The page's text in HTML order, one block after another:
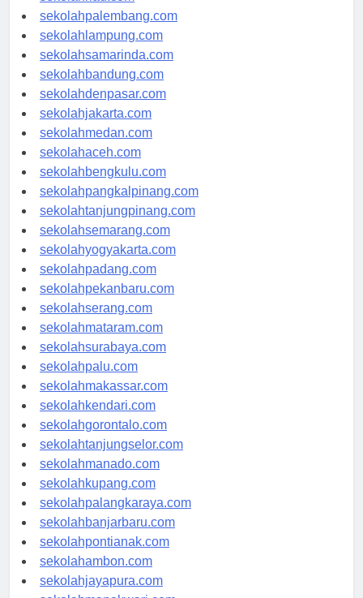
sekolahriau.com
sekolahpalembang.com
sekolahlampung.com
sekolahsamarinda.com
sekolahbandung.com
sekolahdenpasar.com
sekolahjakarta.com
sekolahmedan.com
sekolahaceh.com
sekolahbengkulu.com
sekolahpangkalpinang.com
sekolahtanjungpinang.com
sekolahsemarang.com
sekolahyogyakarta.com
sekolahpadang.com
sekolahpekanbaru.com
sekolahserang.com
sekolahmataram.com
sekolahsurabaya.com
sekolahpalu.com
sekolahmakassar.com
sekolahkendari.com
sekolahgorontalo.com
sekolahtanjungselor.com
sekolahmanado.com
sekolahkupang.com
sekolahpalangkaraya.com
sekolahbanjarbaru.com
sekolahpontianak.com
sekolahambon.com
sekolahjayapura.com